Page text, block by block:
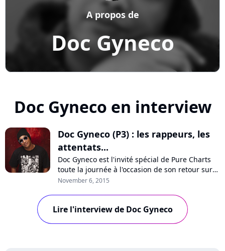
Doc Gyneco
A propos de
Doc Gyneco en interview
Doc Gyneco (P3) : les rappeurs, les
attentats...
Doc Gyneco est l'invité spécial de Pure Charts
toute la journée à l'occasion de son retour sur
scène. L'artiste évoque l'état du rap aujourd'hui,
France, notamment depuis les attentats de
janvier dernier.
November 6, 2015
Lire l'interview de Doc Gyneco